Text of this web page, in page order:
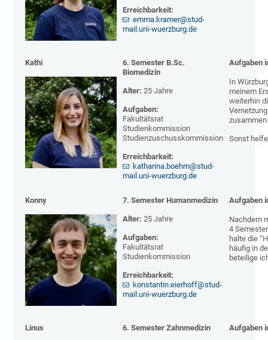
Erreichbarkeit:
emma.kramer@stud-
mail.uni-wuerzburg.de
Kathi
6. Semester B.Sc.
Biomedizin
Alter:25 Jahre
Aufgaben:
Fakultätsrat
Studienkommission
Studienzuschusskommission
Erreichbarkeit:
katharina.boehm@stud-
mail.uni-wuerzburg.de
Aufgaben
In
meinem
weiterhin
Sonst
Konny 7. Semester Humanmedizin
Alter: 25 Jahre
Aufgaben:
Fakultätsrat
Studienkommission
Erreichbarkeit:
konstantin.eierhoff@stud-
mail.uni-wuerzburg.de
Aufgaben
Nachdem
4
halte die
häufig in
beteilige
Linus 6. Semester Zahnmedizin Aufgaben